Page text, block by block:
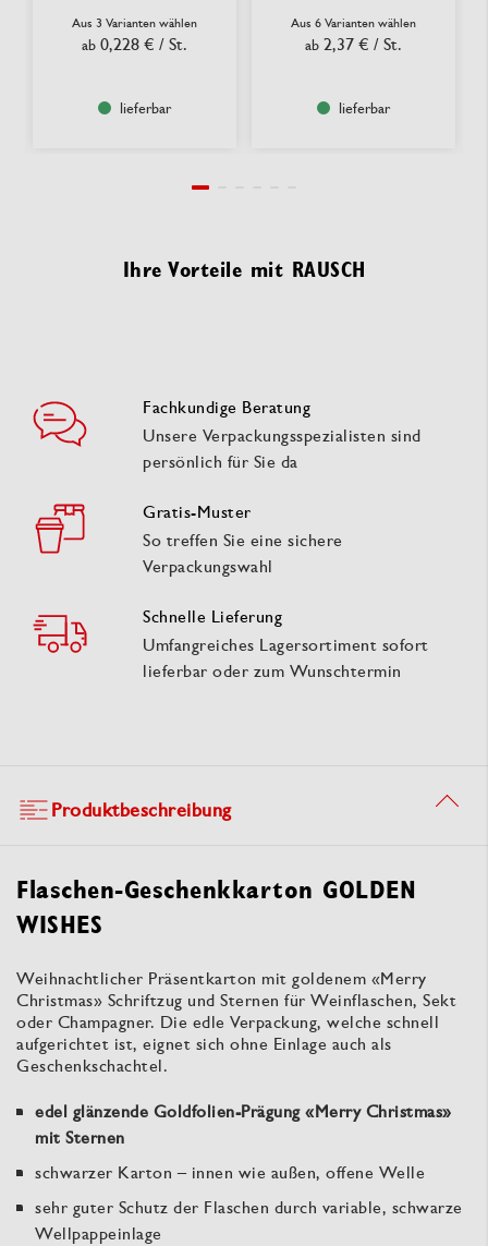
Aus 3 Varianten wählen
ab 0,228 € / St.
lieferbar
Aus 6 Varianten wählen
ab 2,37 € / St.
lieferbar
Ihre Vorteile mit RAUSCH
Fachkundige Beratung
Unsere Verpackungsspezialisten sind
persönlich für Sie da
Gratis-Muster
So treffen Sie eine sichere
Verpackungswahl
Schnelle Lieferung
Umfangreiches Lagersortiment sofort
lieferbar oder zum Wunschtermin
Produktbeschreibung
Flaschen-Geschenkkarton GOLDEN
WISHES
Weihnachtlicher Präsentkarton mit goldenem «Merry
Christmas» Schriftzug und Sternen für Weinflaschen, Sekt
oder Champagner. Die edle Verpackung, welche schnell
aufgerichtet ist, eignet sich ohne Einlage auch als
Geschenkschachtel.
edel glänzende Goldfolien-Prägung «Merry Christmas»
mit Sternen
schwarzer Karton – innen wie außen, offene Welle
sehr guter Schutz der Flaschen durch variable, schwarze
Wellpappeinlage